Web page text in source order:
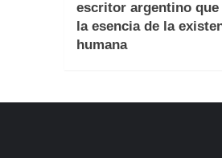
escritor argentino que
la esencia de la
humana